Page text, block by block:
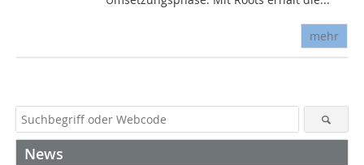
mehr
News